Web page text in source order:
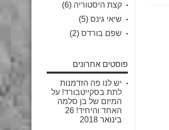
קצת היסטוריה (6)
שיאי גינס (5)
שפם בורדס (2)
פוסטים אחרונים
יש לנו פה הזדמנות
לתת בסקייטבורד! על
המיזם של בן סלמה
האחד והיחיד! 26
בינואר 2018